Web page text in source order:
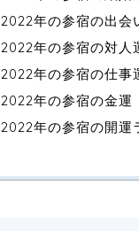
2022年の参宿の出会
2022年の参宿の対人
2022年の参宿の仕事
2022年の参宿の金運
2022年の参宿の開運